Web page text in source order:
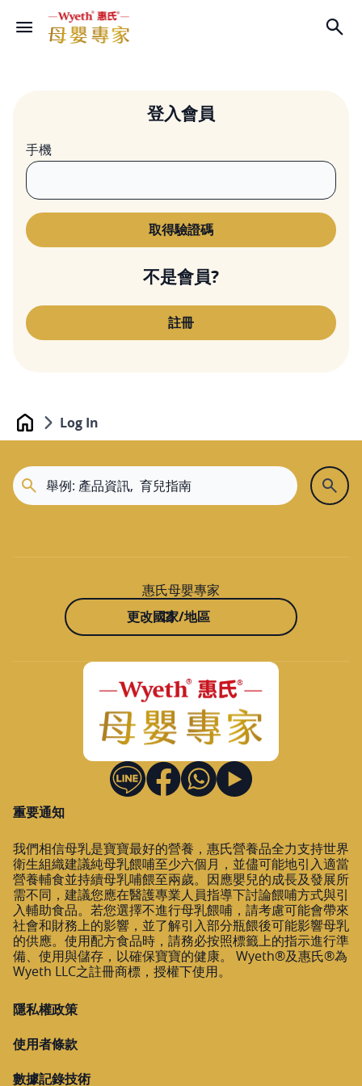
登入會員
手機
不是會員?
註冊
Home Log In
惠氏母嬰專家
更改國家/地區
重要通知
我們相信母乳是寶寶最好的營養，惠氏營養品全力支持世界
衛生組織建議純母乳餵哺至少六個月，並儘可能地引入適當
營養輔食並持續母乳哺餵至兩歲。因應嬰兒的成長及發展所
需不同，建議您應在醫護專業人員指導下討論餵哺方式與引
入輔助食品。若您選擇不進行母乳餵哺，請考慮可能會帶來
社會和財務上的影響，並了解引入部分瓶餵後可能影響母乳
的供應。使用配方食品時，請務必按照標籤上的指示進行準
備、使用與儲存，以確保寶寶的健康。 Wyeth®及惠氏®為
Wyeth LLC之註冊商標，授權下使用。
隱私權政策
使用者條款
數據記錄技術